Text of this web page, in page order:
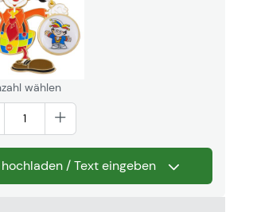
wählen
/ Text eingeben